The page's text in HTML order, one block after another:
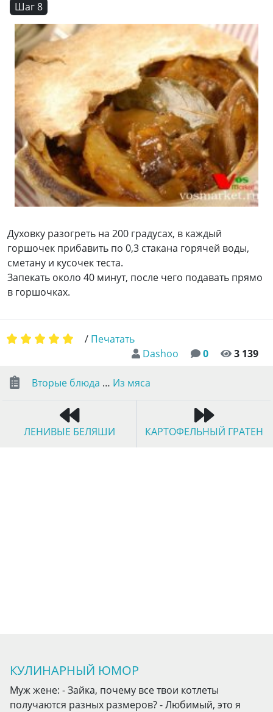
Шаг 8
Духовку разогреть на 200 градусах, в каждый
горшочек прибавить по 0,3 стакана горячей воды,
сметану и кусочек теста.
Запекать около 40 минут, после чего подавать прямо
в горшочках.
Dashoo 0 3 139
/ Печатать
Вторые блюда … Из мяса
ЛЕНИВЫЕ БЕЛЯШИ КАРТОФЕЛЬНЫЙ ГРАТЕН
КУЛИНАРНЫЙ ЮМОР
Муж жене: - Зайка, почему все твои котлеты
получаются разных размеров? - Любимый, это я